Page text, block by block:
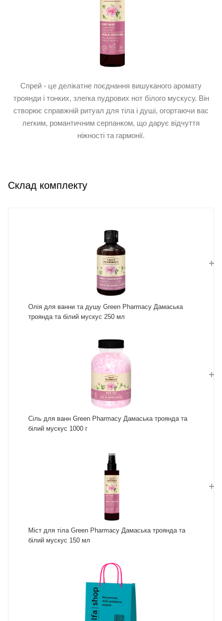
Спрей - це делікатне поєднання вишуканого аромату
троянди і тонких, злегка пудрових нот білого мускусу. Він
створює справжній ритуал для тіла і душі, огортаючи вас
легким, романтичним серпанком, що дарує відчуття
ніжності та гармонії.
Склад комплекту
Олія для ванни та душу Green Pharmacy Дамаська
троянда та білий мускус 250 мл
Сіль для ванн Green Pharmacy Дамаська троянда та
білий мускус 1000 г
Міст для тіла Green Pharmacy Дамаська троянда та
білий мускус 150 мл